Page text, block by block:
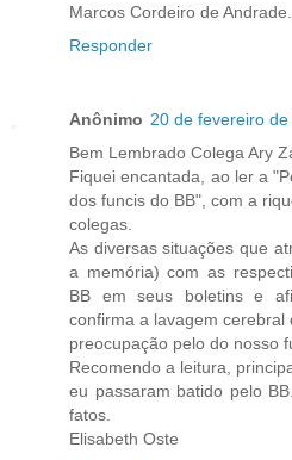
Marcos Cordeiro de Andrade.
Responder
Anônimo 20 de fevereiro
Bem Lembrado Colega Ary
Fiquei encantada, ao ler a
dos funcis do BB", com a
colegas.
As diversas situações que
a memória) com as
BB em seus boletins e
confirma a lavagem
preocupação pelo do nosso
Recomendo a leitura,
eu passaram batido pelo
fatos.
Elisabeth Oste